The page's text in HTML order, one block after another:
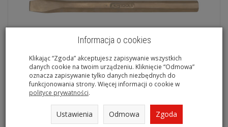
Nieiskrzące dłuto 17,0x250mm BRONZE KS TOOLS 963.2448
Informacja o cookies
Klikając “Zgoda” akceptujesz zapisywanie wszystkich
danych cookie na twoim urządzeniu. Kliknięcie “Odmowa”
oznacza zapisywanie tylko danych niezbędnych do
funkcjonowania strony. Więcej informacji o cookie w
polityce prywatności.
Ustawienia Odmowa Zgoda